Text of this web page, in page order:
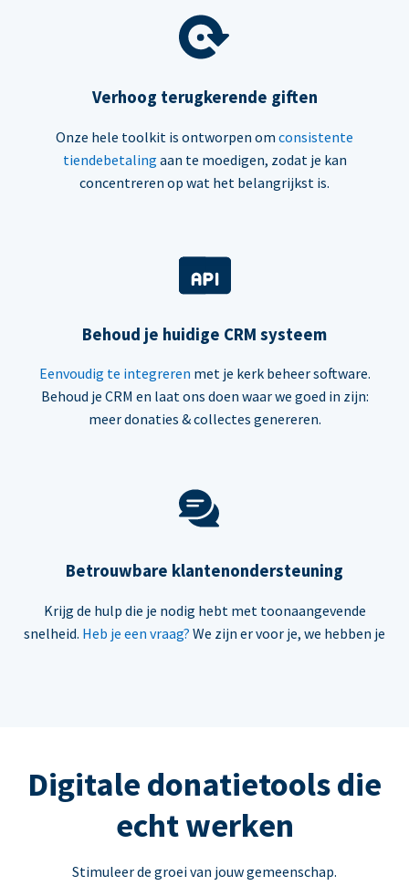
Verhoog terugkerende giften
Onze hele toolkit is ontworpen om consistente
tiendebetaling aan te moedigen, zodat je kan
concentreren op wat het belangrijkst is.
Behoud je huidige CRM systeem
Eenvoudig te integreren met je kerk beheer software.
Behoud je CRM en laat ons doen waar we goed in zijn:
meer donaties & collectes genereren.
Betrouwbare klantenondersteuning
Krijg de hulp die je nodig hebt met toonaangevende
snelheid. Heb je een vraag? We zijn er voor je, we hebben je
Digitale donatietools die
echt werken
Stimuleer de groei van jouw gemeenschap.